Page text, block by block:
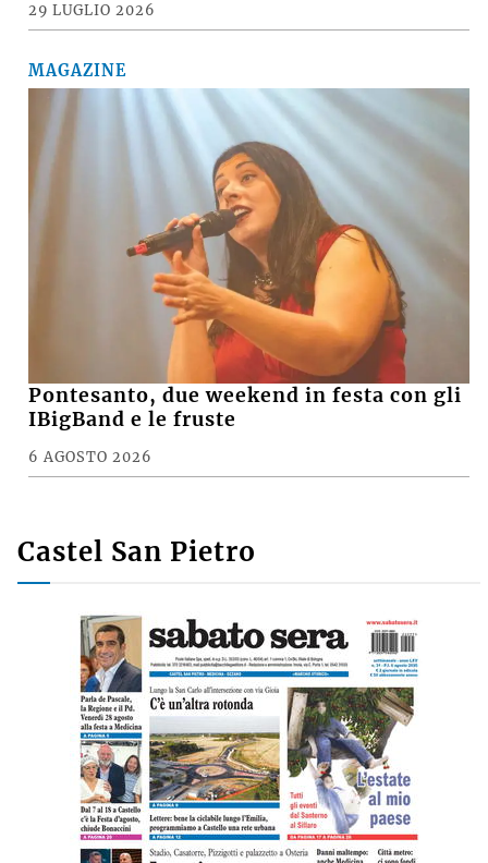
29 LUGLIO 2026
MAGAZINE
Pontesanto, due weekend in festa con gli
IBigBand e le fruste
6 AGOSTO 2026
Castel San Pietro